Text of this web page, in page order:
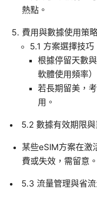
熱點。
費用與數據使用策
5.1 方案選擇技巧
根據停留天數
軟體使用頻率
若長期留美，
用。
5.2 數據有效期限
某些eSIM方案在激
費或失效，需留意。
5.3 流量管理與省